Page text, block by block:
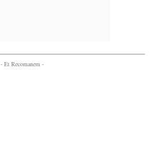
- Et Recomanem -